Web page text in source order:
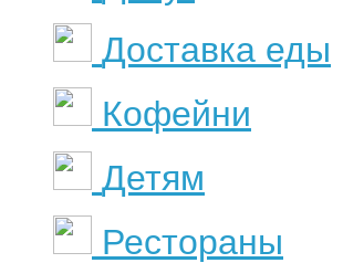
Доставка еды
Кофейни
Детям
Рестораны